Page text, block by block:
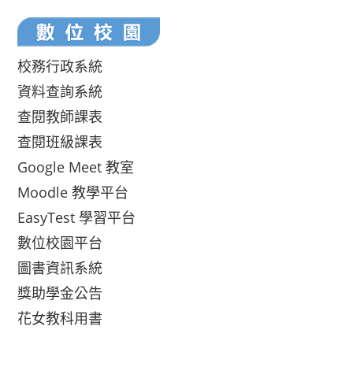
校務行政系統
資料查詢系統
查閱教師課表
查閱班級課表
Google Meet 教室
Moodle 教學平台
EasyTest 學習平台
數位校園平台
圖書資訊系統
獎助學金公告
花女教科用書